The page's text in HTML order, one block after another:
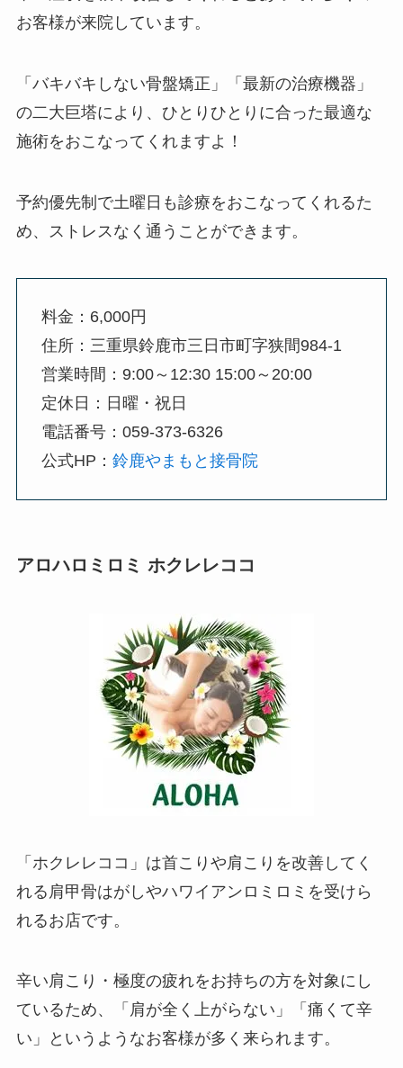
お客様が来院しています。
「バキバキしない骨盤矯正」「最新の治療機器」
の二大巨塔により、ひとりひとりに合った最適な
施術をおこなってくれますよ！
予約優先制で土曜日も診療をおこなってくれるた
め、ストレスなく通うことができます。
料金：6,000円
住所：三重県鈴鹿市三日市町字狭間984-1
営業時間：9:00～12:30 15:00～20:00
定休日：日曜・祝日
電話番号：059-373-6326
公式HP： 鈴鹿やまもと接骨院
アロハロミロミ ホクレレココ
「ホクレレココ」は首こりや肩こりを改善してく
れる肩甲骨はがしやハワイアンロミロミを受けら
れるお店です。
辛い肩こり・極度の疲れをお持ちの方を対象にし
ているため、「肩が全く上がらない」「痛くて辛
い」というようなお客様が多く来られます。